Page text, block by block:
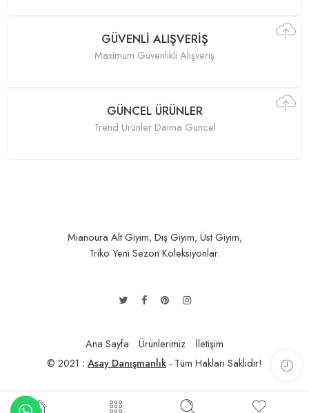
GÜVENLI ALIŞVERIŞ
Maximum Güvenlikli Alışveriş
GÜNCEL ÜRÜNLER
Trend Ürünler Daima Güncel
Mianoura Alt Giyim, Dış Giyim, Üst Giyim,
Triko Yeni Sezon Koleksiyonlar.
Ana Sayfa Ürünlerimiz
İletişim
© 2021 : Asay Danışmanlık - Tüm Hakları Saklıdır!